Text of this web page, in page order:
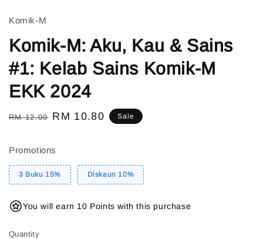
Komik-M
Komik-M: Aku, Kau & Sains
#1: Kelab Sains Komik-M
EKK 2024
Regular
RM 12.00 Sale
RM 10.80 Sale
Promotions
3 Buku 15% Diskaun 10%
You will earn 10 Points with this purchase
Quantity